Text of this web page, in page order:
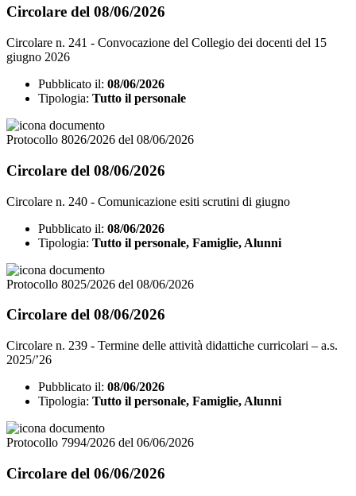
Circolare del 08/06/2026
Circolare n. 241 - Convocazione del Collegio dei docenti del 15
giugno 2026
Pubblicato il: 08/06/2026
Tipologia: Tutto il personale
Protocollo 8026/2026 del 08/06/2026
Circolare del 08/06/2026
Circolare n. 240 - Comunicazione esiti scrutini di giugno
Pubblicato il: 08/06/2026
Tipologia: Tutto il personale, Famiglie, Alunni
Protocollo 8025/2026 del 08/06/2026
Circolare del 08/06/2026
Circolare n. 239 - Termine delle attività didattiche curricolari – a.s.
2025/’26
Pubblicato il: 08/06/2026
Tipologia: Tutto il personale, Famiglie, Alunni
Protocollo 7994/2026 del 06/06/2026
Circolare del 06/06/2026